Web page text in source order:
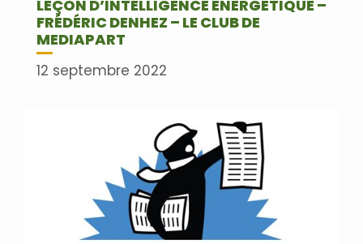
LEÇON D’INTELLIGENCE ÉNERGÉTIQUE –
FRÉDÉRIC DENHEZ – LE CLUB DE
MEDIAPART
12 septembre 2022